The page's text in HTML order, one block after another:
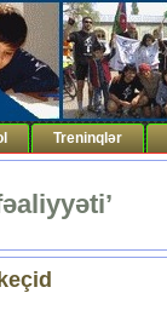
Treninqlər